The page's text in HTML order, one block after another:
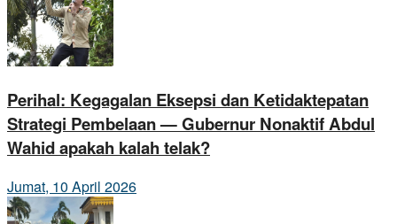
Perihal: Kegagalan Eksepsi dan Ketidaktepatan
Strategi Pembelaan — Gubernur Nonaktif Abdul
Wahid apakah kalah telak?
Jumat, 10 April 2026